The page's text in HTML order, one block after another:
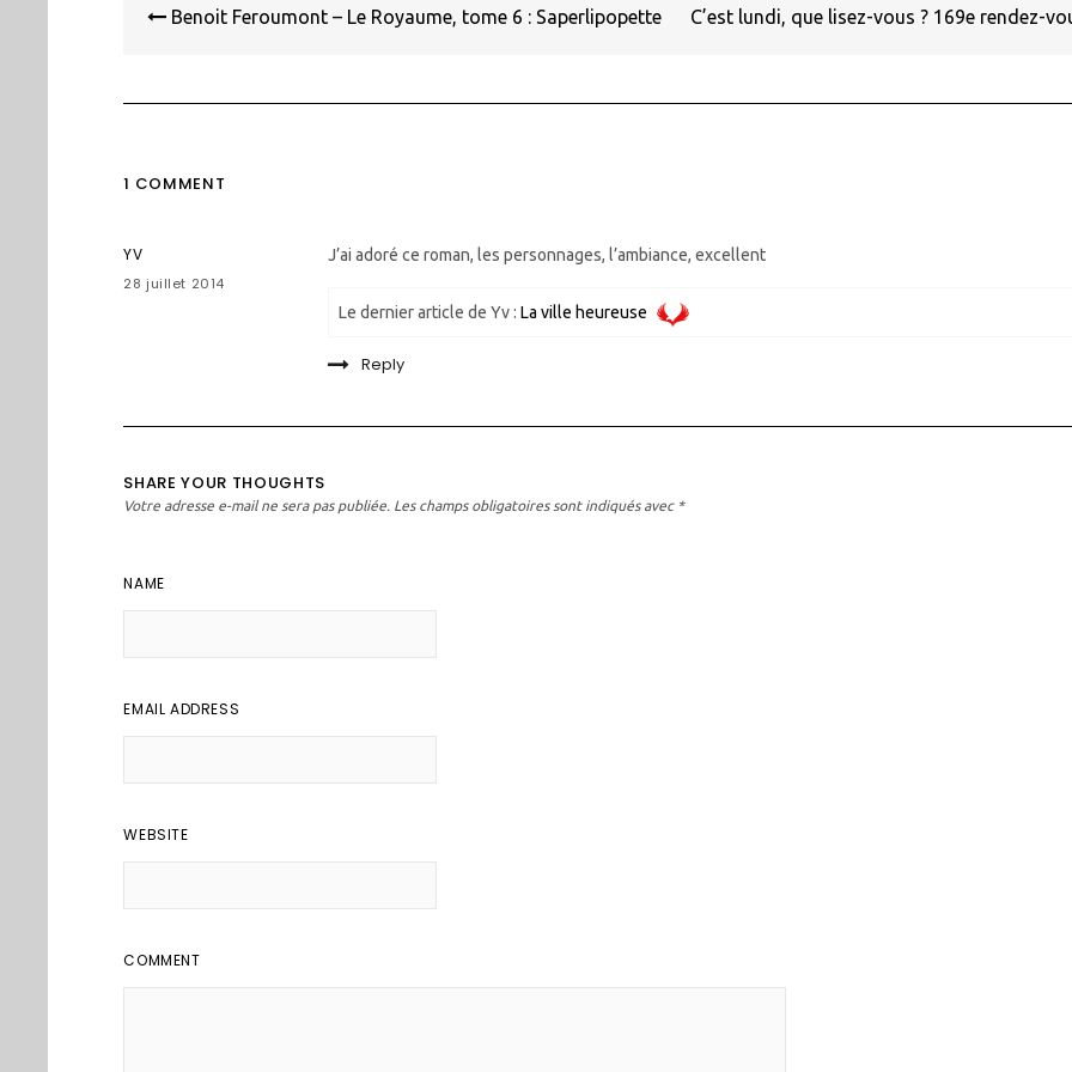
de
Benoit Feroumont – Le Royaume, tome 6 : Saperlipopette C’est lundi, que lisez-vous ? 169e rendez-
1 COMMENT
YV
28 juillet 2014
J’ai adoré ce roman, les personnages, l’ambiance, excellent
Le dernier article de Yv :La ville heureuse
Reply
SHARE YOUR THOUGHTS
Votre adresse e-mail ne sera pas publiée. Les champs obligatoires sont indiqués avec *
NAME
EMAIL ADDRESS
WEBSITE
COMMENT